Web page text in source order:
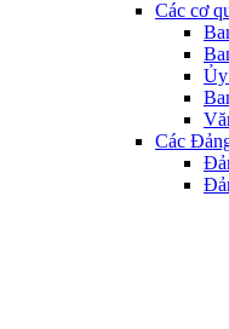
Các cơ
Ủy
Các